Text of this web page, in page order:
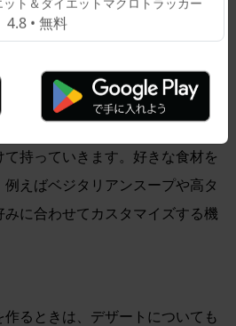
は素晴らしい食事準備食品です。
は、一度に複数のサービングを準
夕食用にボウルを取るか、ランチ
持っていきます。好きな食材を
えばベジタリアンスープや高タ
に合わせてカスタマイズする機
るときは、デザートについても
ト＆ダイエットマクロトラッカー
4.8 • 無料